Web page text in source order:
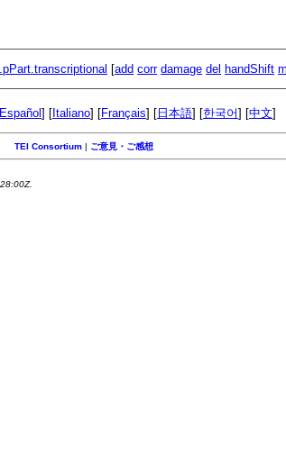
[add corr damage del handShift
Español] [Italiano] [Français] [日本語] [한국어] [中文]
TEI Consortium | ご意見・ご感想